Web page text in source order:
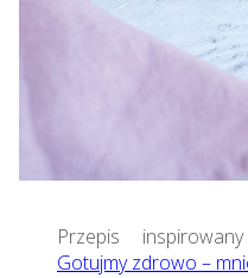
Przepis
Gotujmy zdrowo –